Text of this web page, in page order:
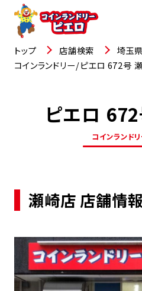
店舗
選ば
お知ら
お役
よくあ
トップ 店舗検索 埼玉県
コインランドリー/ピエロ 672号
ピエロ
コインランド
瀬崎店 店舗情